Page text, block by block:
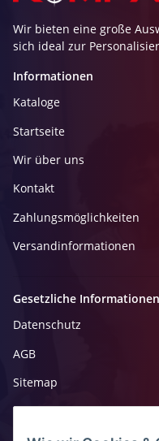
Wir bieten eine große
sich ideal zur
Informationen
Kataloge
Startseite
Wir über uns
Kontakt
Zahlungsmöglichkeiten
Versandinformationen
Gesetzliche Informationen
Datenschutz
AGB
Sitemap
Impressum